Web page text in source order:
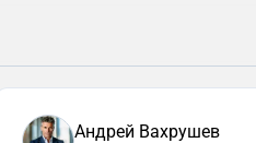
Андрей Вахрушев